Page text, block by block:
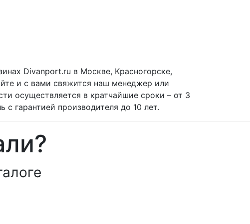
Divanport.ru в Москве, Красногорске,
и с вами свяжится наш менеджер или
осуществляется в кратчайшие сроки – от 3
гарантией производителя до 10 лет.